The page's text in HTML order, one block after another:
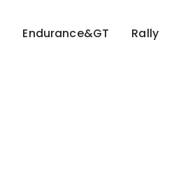
Endurance&GT Rally